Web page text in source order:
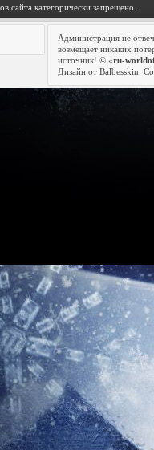
сайта категорически запрещено.
Администрация не
возмещает никаких
источник! © «ru-
Дизайн от Balbesskin.